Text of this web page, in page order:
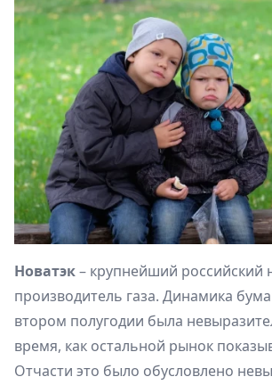
Новатэк– крупнейший российский
производитель газа. Динамика
втором полугодии была
время, как остальной рынок
Отчасти это было обусловлено